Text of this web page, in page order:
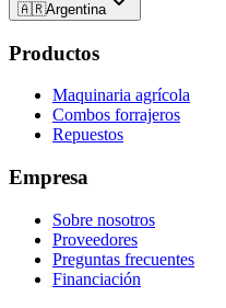
🇦🇷Argentina
Productos
Maquinaria agrícola
Combos forrajeros
Repuestos
Empresa
Sobre nosotros
Proveedores
Preguntas frecuentes
Financiación